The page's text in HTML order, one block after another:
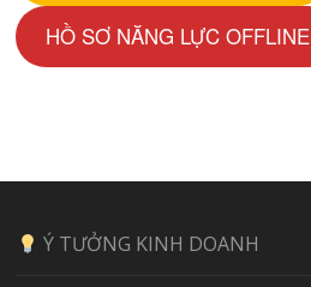
HỒ SƠ NĂNG LỰC OFFLINE
Ý TƯỞNG KINH DOANH